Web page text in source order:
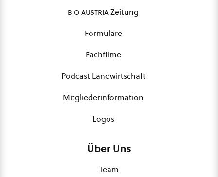
bio austriaZeitung
Formulare
Fachfilme
Podcast Landwirtschaft
Mitgliederinformation
Logos
Über Uns
Team